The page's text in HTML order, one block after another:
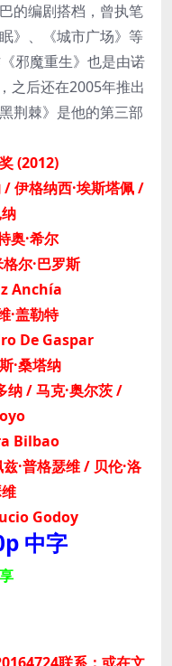
的编剧搭档，曾执笔
》、《城市广场》等
邪魔重生》也是由诺
之后还在2005年推出
荆棘》是他的第三部
(2012)
/ 伊格纳西·埃斯塔佩 /
奥·希尔
尔·巴罗斯
Anchía
·盖勒特
De Gaspar
·桑塔纳
纳 / 马克·奥尔茨 /
Bilbao
·普格瑟维 / 贝伦·洛
Godoy
中字